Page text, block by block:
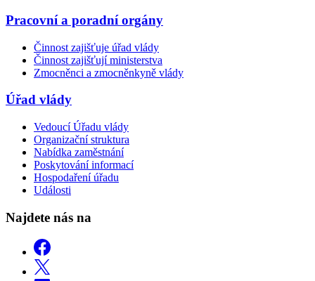
Pracovní a poradní orgány
Činnost zajišťuje úřad vlády
Činnost zajišťují ministerstva
Zmocněnci a zmocněnkyně vlády
Úřad vlády
Vedoucí Úřadu vlády
Organizační struktura
Nabídka zaměstnání
Poskytování informací
Hospodaření úřadu
Události
Najdete nás na